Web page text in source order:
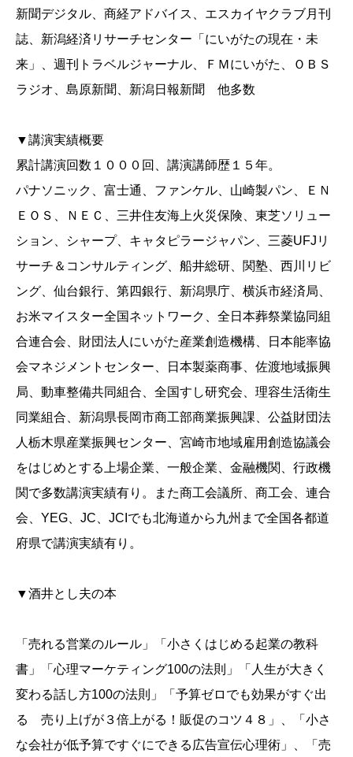
新聞デジタル、商経アドバイス、エスカイヤクラブ月刊
誌、新潟経済リサーチセンター「にいがたの現在・未
来」、週刊トラベルジャーナル、ＦＭにいがた、ＯＢＳ
ラジオ、島原新聞、新潟日報新聞 他多数
▼講演実績概要
累計講演回数１０００回、講演講師歴１５年。
パナソニック、富士通、ファンケル、山崎製パン、ＥＮ
ＥＯＳ、ＮＥＣ、三井住友海上火災保険、東芝ソリュー
ション、シャープ、キャタピラージャパン、三菱UFJリ
サーチ＆コンサルティング、船井総研、関塾、西川リビ
ング、仙台銀行、第四銀行、新潟県庁、横浜市経済局、
お米マイスター全国ネットワーク、全日本葬祭業協同組
合連合会、財団法人にいがた産業創造機構、日本能率協
会マネジメントセンター、日本製薬商事、佐渡地域振興
局、動車整備共同組合、全国すし研究会、理容生活衛生
同業組合、新潟県長岡市商工部商業振興課、公益財団法
人栃木県産業振興センター、宮崎市地域雇用創造協議会
をはじめとする上場企業、一般企業、金融機関、行政機
関で多数講演実績有り。また商工会議所、商工会、連合
会、YEG、JC、JCIでも北海道から九州まで全国各都道
府県で講演実績有り。
▼酒井とし夫の本
「売れる営業のルール」「小さくはじめる起業の教科
書」「心理マーケティング100の法則」「人生が大きく
変わる話し方100の法則」「予算ゼロでも効果がすぐ出
る 売り上げが３倍上がる！販促のコツ４８」、「小さ
な会社が低予算ですぐにできる広告宣伝心理術」、「売